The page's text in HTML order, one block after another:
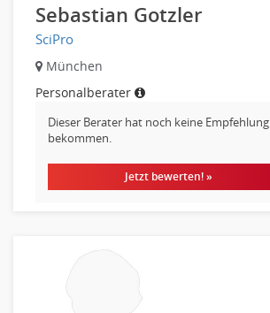
Sebastian Gotzler
SciPro
München
Personalberater
Dieser Berater hat noch keine Empfehlung
bekommen.
Jetzt bewerten! »